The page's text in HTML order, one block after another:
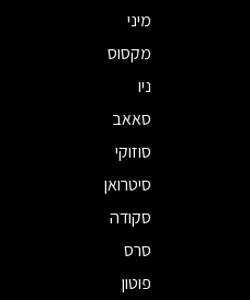
מיני
מקסוס
ניו
סאאב
סוזוקי
סיטרואן
סקודה
סרס
פוטון